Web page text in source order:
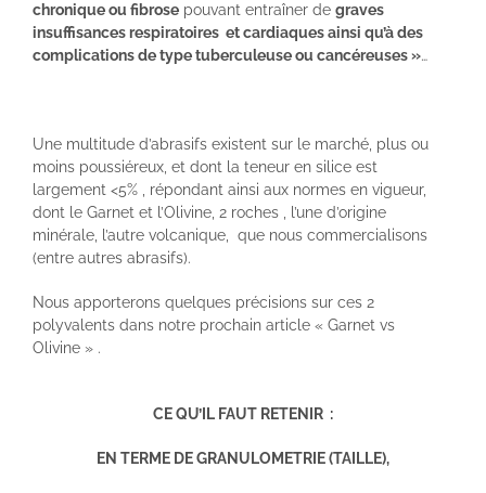
chronique ou fibrose pouvant entraîner de graves
insuffisances respiratoires et cardiaques ainsi qu’à des
complications de type tuberculeuse ou cancéreuses »…
Une multitude d’abrasifs existent sur le marché, plus ou
moins poussiéreux, et dont la teneur en silice est
largement <5% , répondant ainsi aux normes en vigueur,
dont le Garnet et l’Olivine, 2 roches , l’une d’origine
minérale, l’autre volcanique, que nous commercialisons
(entre autres abrasifs).
Nous apporterons quelques précisions sur ces 2
polyvalents dans notre prochain article « Garnet vs
Olivine » .
CE QU’IL FAUT RETENIR :
EN TERME DE GRANULOMETRIE (TAILLE),